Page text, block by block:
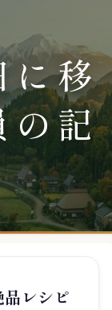
に移
の記
レシピ